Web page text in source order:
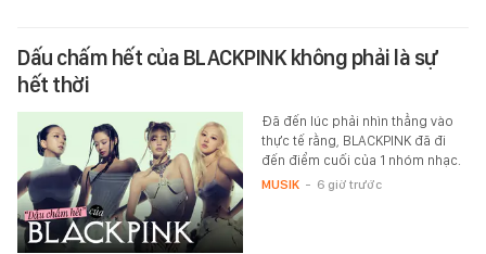
Dấu chấm hết của BLACKPINK không phải là sự
hết thời
Đã đến lúc phải nhìn thẳng vào
thực tế rằng, BLACKPINK đã đi
đến điểm cuối của 1 nhóm nhạc.
MUSIK - 6 giờ trước